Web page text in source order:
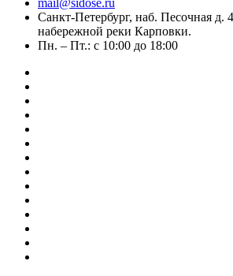
mail@sidose.ru
Санкт-Петербург, наб. Песочная д.
набережной реки Карповки.
Пн. – Пт.: с 10:00 до 18:00